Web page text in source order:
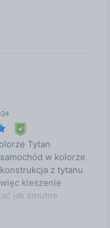
na
nowy poziom
Tytan
w kolorze
z tytanu
kieszenie
jak smutne
zająknięcia.